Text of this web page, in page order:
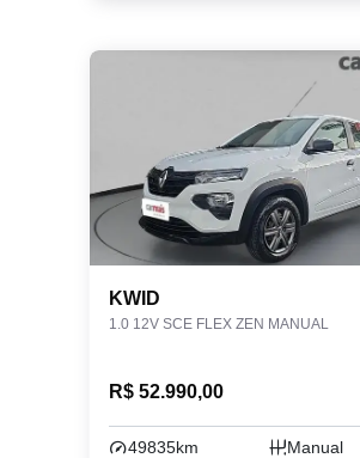
KWID
1.0 12V SCE FLEX ZEN MANUAL
R$ 52.990,00
49835km
Manual